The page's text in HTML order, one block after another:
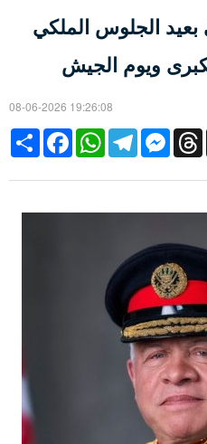
بعيد الجلوس الملكي
ويوم الجيش
08-06-2026 19:26:08
Share
FacebookWhatsAppTelegramMessengerThreads